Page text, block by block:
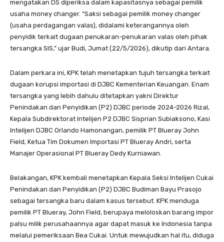
mengatakan DS diperiksa dalam kapasitasnya sebagai pemilik
usaha money changer. “Saksi sebagai pemilik money changer
(usaha perdagangan valas), didalami keterangannya oleh
penyidik terkait dugaan penukaran-penukaran valas oleh pihak
tersangka SIS,” ujar Budi, Jumat (22/5/2026), dikutip dari Antara.
Dalam perkara ini, KPK telah menetapkan tujuh tersangka terkait
dugaan korupsi importasi di DJBC Kementerian Keuangan. Enam
tersangka yang lebih dahulu ditetapkan yakni Direktur
Penindakan dan Penyidikan (P2) DJBC periode 2024-2026 Rizal,
Kepala Subdirektorat Intelijen P2 DJBC Sisprian Subiaksono, Kasi
Intelijen DJBC Orlando Hamonangan, pemilik PT Blueray John
Field, Ketua Tim Dokumen Importasi PT Blueray Andri, serta
Manajer Operasional PT Blueray Dedy Kurniawan.
Belakangan, KPK kembali menetapkan Kepala Seksi Intelijen Cukai
Penindakan dan Penyidikan (P2) DJBC Budiman Bayu Prasojo
sebagai tersangka baru dalam kasus tersebut. KPK menduga
pemilik PT Blueray, John Field, berupaya meloloskan barang impor
palsu milik perusahaannya agar dapat masuk ke Indonesia tanpa
melalui pemeriksaan Bea Cukai. Untuk mewujudkan hal itu, diduga